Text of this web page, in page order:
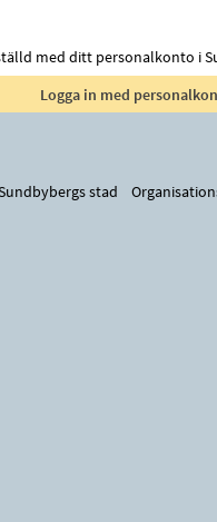
med ditt personalkonto i
stad